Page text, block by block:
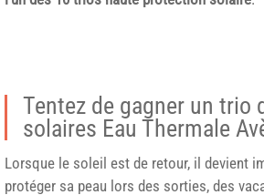
Tentez de gagner un trio
solaires Eau Thermale
Lorsque le soleil est de retour, il devient
protéger sa peau lors des sorties, des